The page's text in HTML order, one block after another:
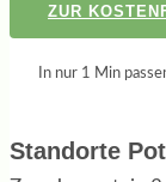
ZUR
In nur 1 Min
Standorte